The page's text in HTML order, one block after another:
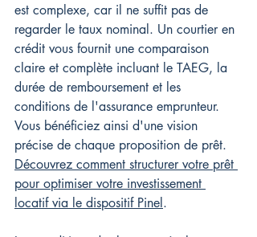
est complexe, car il ne suffit pas de
regarder le taux nominal. Un courtier en
crédit vous fournit une comparaison
claire et complète incluant le TAEG, la
durée de remboursement et les
conditions de l'assurance emprunteur.
Vous bénéficiez ainsi d'une vision
précise de chaque proposition de prêt.
Découvrez comment structurer votre prêt
pour optimiser votre investissement
locatif via le dispositif Pinel .